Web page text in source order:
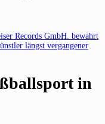
Records GmbH. bewahrt
längst vergangener
in